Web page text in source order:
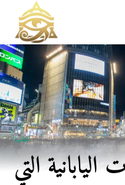
content
التقنية
التي